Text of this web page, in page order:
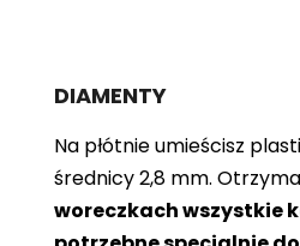
DIAMENTY
Na płótnie umieścisz
średnicy 2,8 mm.
woreczkach wszystkie